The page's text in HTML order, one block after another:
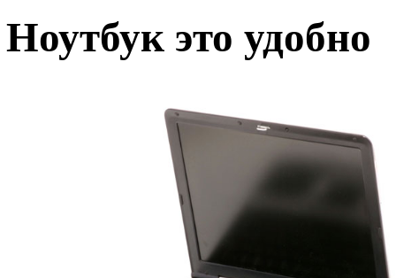
Ноутбук это удобно